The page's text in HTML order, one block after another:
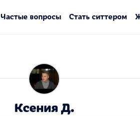
Частые вопросы Стать ситтером
Ксения Д.